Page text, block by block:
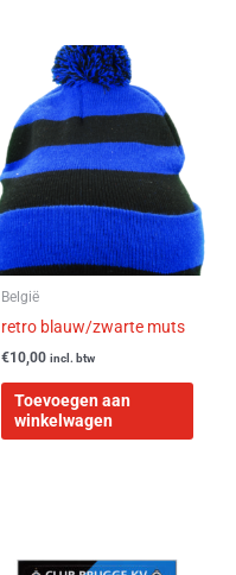
België
retro blauw/zwarte muts
€10,00 incl. btw
Toevoegen aan
winkelwagen